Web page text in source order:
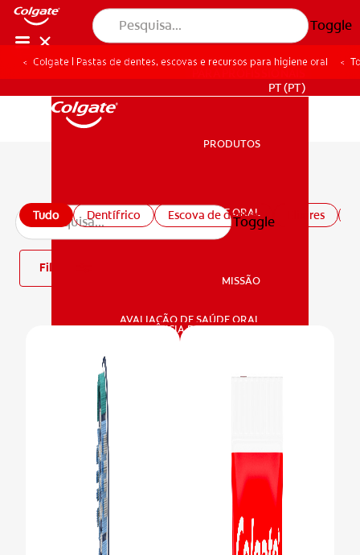
Toggle
SAÚDE ORAL
MISSÃO
PARA PROFISSIONAIS
PT (PT)
PRODUTOS
SAÚDE ORAL
MISSÃO
AVALIAÇÃO DE SAÚDE ORAL
CORRESPONDÊNCIA DE PRODUTOS
Toggle
Colgate | Pastas de dentes, escovas e recursos para higiene oral
Tudo Dentífrico Escova de dentes Elixires
Filtro